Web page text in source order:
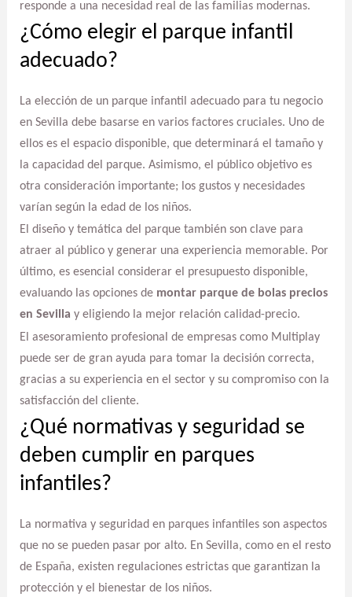
responde a una necesidad real de las familias modernas.
¿Cómo elegir el parque infantil
adecuado?
La elección de un parque infantil adecuado para tu negocio
en Sevilla debe basarse en varios factores cruciales. Uno de
ellos es el espacio disponible, que determinará el tamaño y
la capacidad del parque. Asimismo, el público objetivo es
otra consideración importante; los gustos y necesidades
varían según la edad de los niños.
El diseño y temática del parque también son clave para
atraer al público y generar una experiencia memorable. Por
último, es esencial considerar el presupuesto disponible,
evaluando las opciones de montar parque de bolas precios
en Sevilla y eligiendo la mejor relación calidad-precio.
El asesoramiento profesional de empresas como Multiplay
puede ser de gran ayuda para tomar la decisión correcta,
gracias a su experiencia en el sector y su compromiso con la
satisfacción del cliente.
¿Qué normativas y seguridad se
deben cumplir en parques
infantiles?
La normativa y seguridad en parques infantiles son aspectos
que no se pueden pasar por alto. En Sevilla, como en el resto
de España, existen regulaciones estrictas que garantizan la
protección y el bienestar de los niños.